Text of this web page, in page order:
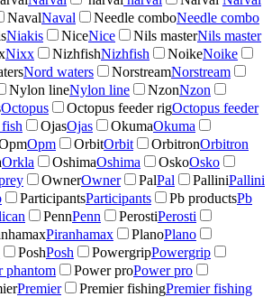
NavalNaval Needle comboNeedle combo
Niakis NiceNice Nils masterNils master
Nixx NizhfishNizhfish NoikeNoike
Nord waters NorstreamNorstream
Nylon lineNylon line NzonNzon
Octopus Octopus feeder rigOctopus feeder
OjasOjas OkumaOkuma
Opm OrbitOrbit OrbitronOrbitron
Orkla OshimaOshima OskoOsko
OwnerOwner PalPal PalliniPallini
ParticipantsParticipants Pb productsPb
PennPenn PerostiPerosti
Piranhamax PlanoPlano
PoshPosh PowergripPowergrip
phantom Power proPower pro
Premier Premier fishingPremier fishing